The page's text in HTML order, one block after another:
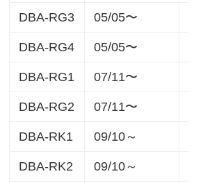
DBA-RG3 05/05〜
DBA-RG4 05/05〜
DBA-RG1 07/11〜
DBA-RG2 07/11〜
DBA-RK1 09/10～
DBA-RK2 09/10～